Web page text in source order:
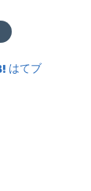
はてブ